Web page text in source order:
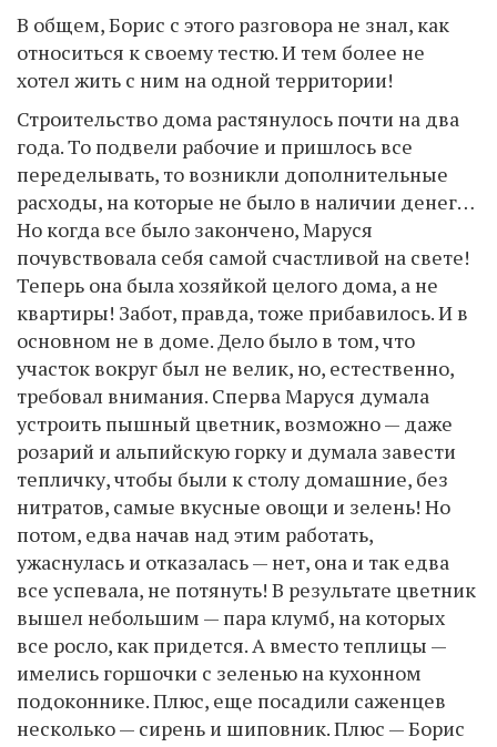
В общем, Борис с этого разговора не знал, как
относиться к своему тестю. И тем более не
хотел жить с ним на одной территории!
Строительство дома растянулось почти на два
года. То подвели рабочие и пришлось все
переделывать, то возникли дополнительные
расходы, на которые не было в наличии денег…
Но когда все было закончено, Маруся
почувствовала себя самой счастливой на свете!
Теперь она была хозяйкой целого дома, а не
квартиры! Забот, правда, тоже прибавилось. И в
основном не в доме. Дело было в том, что
участок вокруг был не велик, но, естественно,
требовал внимания. Сперва Маруся думала
устроить пышный цветник, возможно — даже
розарий и альпийскую горку и думала завести
тепличку, чтобы были к столу домашние, без
нитратов, самые вкусные овощи и зелень! Но
потом, едва начав над этим работать,
ужаснулась и отказалась — нет, она и так едва
все успевала, не потянуть! В результате цветник
вышел небольшим — пара клумб, на которых
все росло, как придется. А вместо теплицы —
имелись горшочки с зеленью на кухонном
подоконнике. Плюс, еще посадили саженцев
несколько — сирень и шиповник. Плюс — Борис